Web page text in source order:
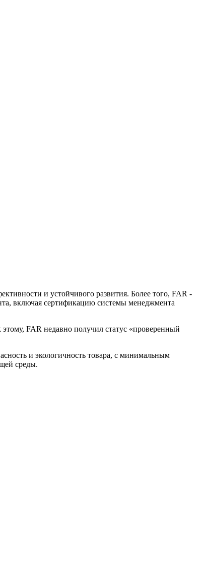
и устойчивого развития. Более того, FAR -
включая сертификацию системы менеджмента
FAR недавно получил статус «проверенный
и экологичность товара, с минимальным
среды.